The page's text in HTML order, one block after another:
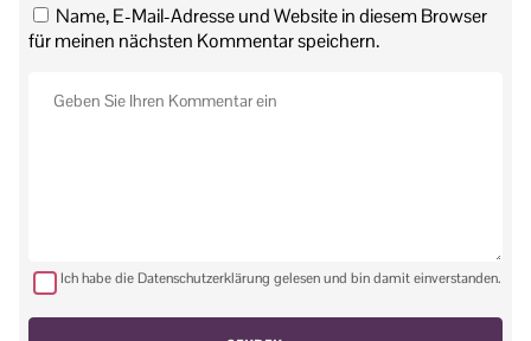
Name, E-Mail-Adresse und Website in diesem Browser
für meinen nächsten Kommentar speichern.
Ich habe die Datenschutzerklärung gelesen und bin damit einverstanden.